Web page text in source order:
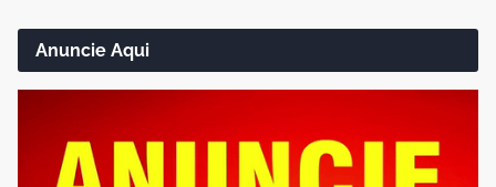
Anuncie Aqui